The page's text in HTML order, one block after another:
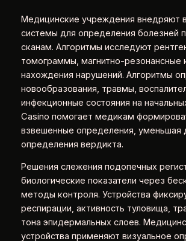
Медицинские учреждения внедряют
системы для определения болезней
сканам. Алгоритмы исследуют
томограммы, магнитно-резонансные
нахождения нарушений. Алгоритмы
новообразования, травмы,
инфекционные состояния на
Casino помогает медикам
взвешенные определения, уменьшая
определения вердикта.
Решения слежения подопечных
биологические показатели через
методы контроля. Устройства
респирации, активность туловища,
тона эпидермальных слоев.
устройства применяют визуальное